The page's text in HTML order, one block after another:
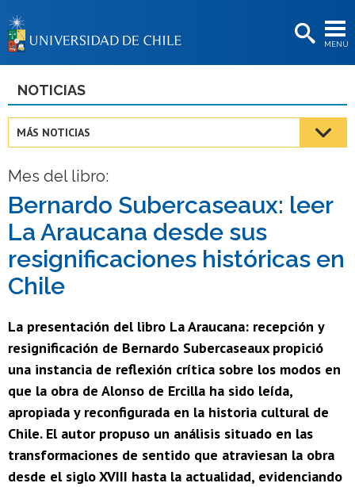
MENÚ
BIBLIOTECAS
Estudiantes
Funcionarias/os
Egresadas/os
NOTICIAS
MÁS NOTICIAS
Mes del libro:
Bernardo Subercaseaux: leer
La Araucana desde sus
resignificaciones históricas en
Chile
La presentación del libro La Araucana: recepción y
resignificación de Bernardo Subercaseaux propició
una instancia de reflexión crítica sobre los modos en
que la obra de Alonso de Ercilla ha sido leída,
apropiada y reconfigurada en la historia cultural de
Chile. El autor propuso un análisis situado en las
transformaciones de sentido que atraviesan la obra
desde el siglo XVIII hasta la actualidad, evidenciando